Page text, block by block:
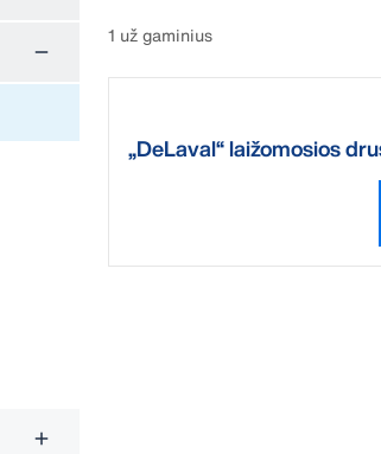
1 už gaminius
„DeLaval“ laižomosios